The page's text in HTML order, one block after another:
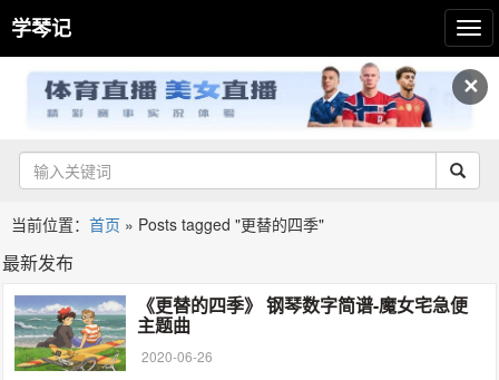
✕
学琴记
当前位置： 首页 » Posts tagged "更替的四季"
最新发布
《更替的四季》 钢琴数字简谱-魔女宅急便
主题曲
2020-06-26